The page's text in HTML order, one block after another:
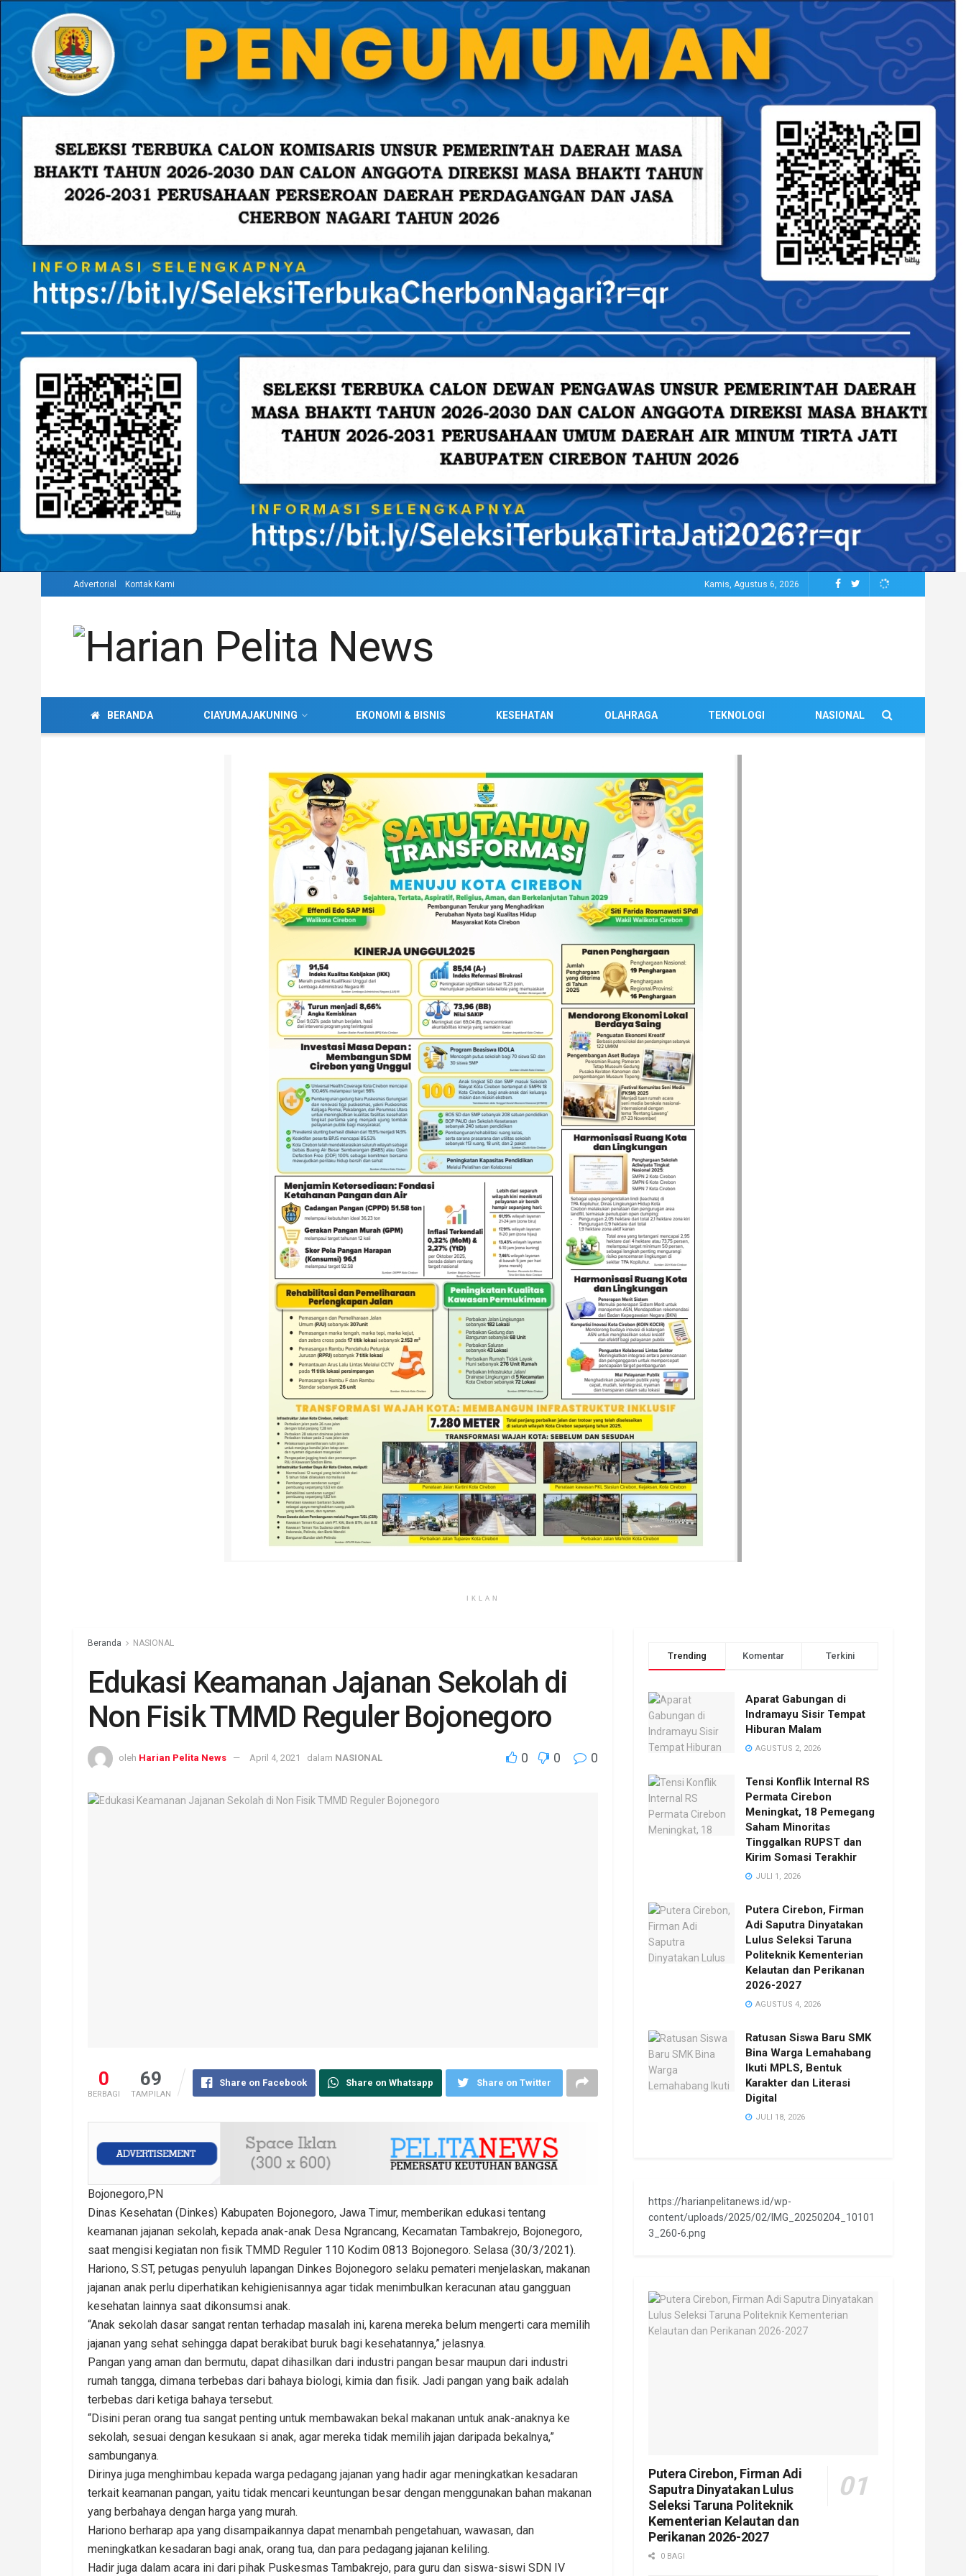
Advertorial Kontak Kami Kamis, Agustus 6, 2026
BERANDA CIAYUMAJAKUNING EKONOMI & BISNIS KESEHATAN OLAHRAGA TEKNOLOGI NASIONAL
IKLAN
Beranda NASIONAL
Edukasi Keamanan Jajanan Sekolah di
Non Fisik TMMD Reguler Bojonegoro
oleh Harian Pelita News April 4, 2021 dalam NASIONAL 0 0 0
0
BERBAGI
69
TAMPILAN
Share on Facebook Share on Whatsapp Share on Twitter
Bojonegoro,PN
Dinas Kesehatan (Dinkes) Kabupaten Bojonegoro, Jawa Timur, memberikan edukasi tentang
keamanan jajanan sekolah, kepada anak-anak Desa Ngrancang, Kecamatan Tambakrejo, Bojonegoro,
saat mengisi kegiatan non fisik TMMD Reguler 110 Kodim 0813 Bojonegoro. Selasa (30/3/2021).
Hariono, S.ST, petugas penyuluh lapangan Dinkes Bojonegoro selaku pemateri menjelaskan, makanan
jajanan anak perlu diperhatikan kehigienisannya agar tidak menimbulkan keracunan atau gangguan
kesehatan lainnya saat dikonsumsi anak.
“Anak sekolah dasar sangat rentan terhadap masalah ini, karena mereka belum mengerti cara memilih
jajanan yang sehat sehingga dapat berakibat buruk bagi kesehatannya,” jelasnya.
Pangan yang aman dan bermutu, dapat dihasilkan dari industri pangan besar maupun dari industri
rumah tangga, dimana terbebas dari bahaya biologi, kimia dan fisik. Jadi pangan yang baik adalah
terbebas dari ketiga bahaya tersebut.
“Disini peran orang tua sangat penting untuk membawakan bekal makanan untuk anak-anaknya ke
sekolah, sesuai dengan kesukaan si anak, agar mereka tidak memilih jajan daripada bekalnya,”
sambunganya.
Dirinya juga menghimbau kepada warga pedagang jajanan yang hadir agar meningkatkan kesadaran
terkait keamanan pangan, yaitu tidak mencari keuntungan besar dengan menggunakan bahan makanan
yang berbahaya dengan harga yang murah.
Hariono berharap apa yang disampaikannya dapat menambah pengetahuan, wawasan, dan
meningkatkan kesadaran bagi anak, orang tua, dan para pedagang jajanan keliling.
Hadir juga dalam acara ini dari pihak Puskesmas Tambakrejo, para guru dan siswa-siswi SDN IV
Trending Komentar Terkini
Aparat Gabungan di
Indramayu Sisir Tempat
Hiburan Malam
AGUSTUS 2, 2026
Tensi Konflik Internal RS
Permata Cirebon
Meningkat, 18 Pemegang
Saham Minoritas
Tinggalkan RUPST dan
Kirim Somasi Terakhir
JULI 1, 2026
Putera Cirebon, Firman
Adi Saputra Dinyatakan
Lulus Seleksi Taruna
Politeknik Kementerian
Kelautan dan Perikanan
2026-2027
AGUSTUS 4, 2026
Ratusan Siswa Baru SMK
Bina Warga Lemahabang
Ikuti MPLS, Bentuk
Karakter dan Literasi
Digital
JULI 18, 2026
https://harianpelitanews.id/wp-
content/uploads/2025/02/IMG_20250204_10101
3_260-6.png
Putera Cirebon, Firman Adi
Saputra Dinyatakan Lulus
Seleksi Taruna Politeknik
Kementerian Kelautan dan
Perikanan 2026-2027
0 BAGI